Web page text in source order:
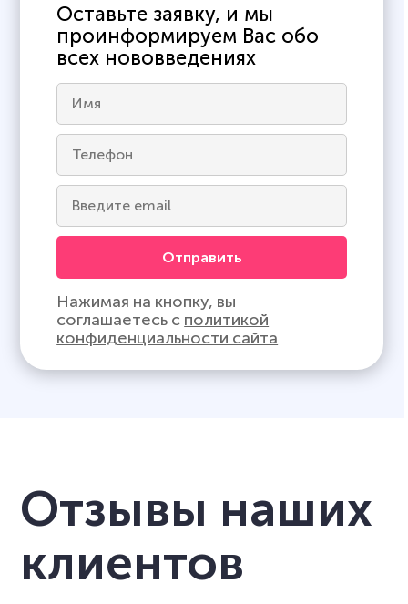
Оставьте заявку, и мы
проинформируем Вас обо
всех нововведениях
Отправить
Нажимая на кнопку, вы
соглашаетесь с политикой
конфиденциальности сайта
Отзывы наших
клиентов